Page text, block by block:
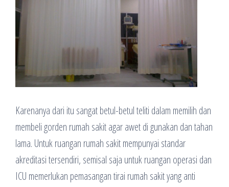
Karenanya dari itu sangat betul-betul teliti dalam memilih dan
membeli gorden rumah sakit agar awet di gunakan dan tahan
lama. Untuk ruangan rumah sakit mempunyai standar
akreditasi tersendiri, semisal saja untuk ruangan operasi dan
ICU memerlukan pemasangan tirai rumah sakit yang anti